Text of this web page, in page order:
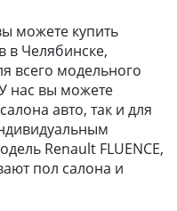
можете купить
в Челябинске,
всего модельного
нас вы можете
авто, так и для
Renault FLUENCE,
пол салона и